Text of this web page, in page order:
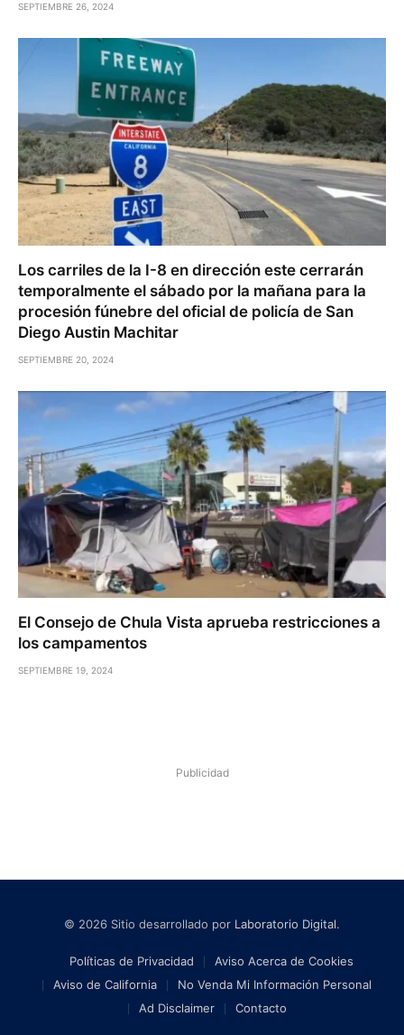
SEPTIEMBRE 26, 2024
Los carriles de la I-8 en dirección este cerrarán
temporalmente el sábado por la mañana para la
procesión fúnebre del oficial de policía de San
Diego Austin Machitar
SEPTIEMBRE 20, 2024
El Consejo de Chula Vista aprueba restricciones a
los campamentos
SEPTIEMBRE 19, 2024
Publicidad
© 2026 Sitio desarrollado por Laboratorio Digital.
Políticas de Privacidad
Aviso Acerca de Cookies
Aviso de California
No Venda Mi Información Personal
Ad Disclaimer
Contacto